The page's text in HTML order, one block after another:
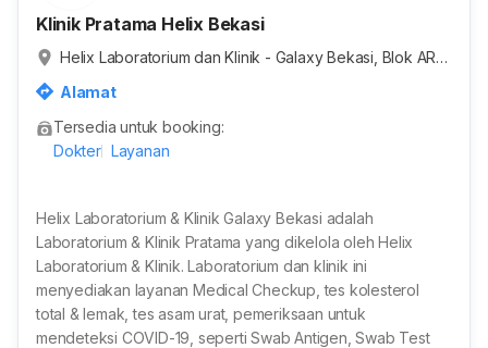
Klinik Pratama Helix Bekasi
Helix Laboratorium dan Klinik - Galaxy Bekasi, Blok AR
Alamat
Tersedia untuk booking:
Dokter Layanan
Helix Laboratorium & Klinik Galaxy Bekasi adalah
Laboratorium & Klinik Pratama yang dikelola oleh Helix
Laboratorium & Klinik. Laboratorium dan klinik ini
menyediakan layanan Medical Checkup, tes kolesterol
total & lemak, tes asam urat, pemeriksaan untuk
mendeteksi COVID-19, seperti Swab Antigen, Swab Test